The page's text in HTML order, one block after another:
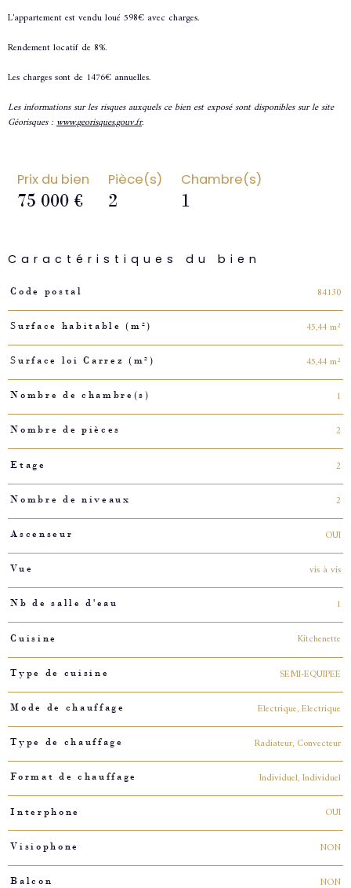
L'appartement est vendu loué 598€ avec charges.
Rendement locatif de 8%.
Les charges sont de 1476€ annuelles.
Les informations sur les risques auxquels ce bien est exposé sont disponibles sur le site
Géorisques :www.georisques.gouv.fr.
Prix du bien
75 000 €
Pièce(s)
2
Chambre(s)
1
Caractéristiques du bien
Caractéristiques Valeurs
Code postal 84130
Surface habitable (m²) 45,44 m²
Surface loi Carrez (m²) 45,44 m²
Nombre de chambre(s) 1
Nombre de pièces 2
Etage 2
Nombre de niveaux 2
Ascenseur OUI
Vue vis à vis
Nb de salle d'eau 1
Cuisine Kitchenette
Type de cuisine SEMI-EQUIPEE
Mode de chauffage Electrique, Electrique
Type de chauffage Radiateur, Convecteur
Format de chauffage Individuel, Individuel
Interphone OUI
Visiophone NON
Balcon NON